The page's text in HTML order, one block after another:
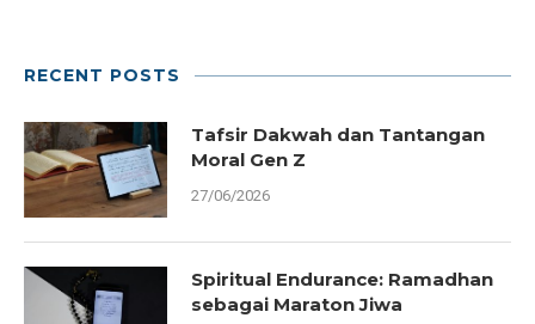
RECENT POSTS
Tafsir Dakwah dan Tantangan
Moral Gen Z
27/06/2026
Spiritual Endurance: Ramadhan
sebagai Maraton Jiwa